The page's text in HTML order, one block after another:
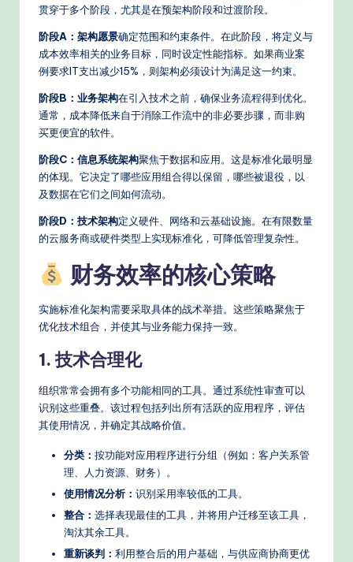
M
o
d
贯穿于多个阶段，尤其是在预架构阶段和过渡阶段。
阶段A：架构愿景确定范围和约束条件。在此阶段，将定义与
成本效率相关的业务目标，同时设定性能指标。如果商业案
例要求IT支出减少15%，则架构必须设计为满足这一约束。
阶段B：业务架构在引入技术之前，确保业务流程得到优化。
通常，成本降低来自于消除工作流中的非必要步骤，而非购
买更便宜的软件。
阶段C：信息系统架构聚焦于数据和应用。这是标准化最明显
的体现。它决定了哪些应用组合得以保留，哪些被退役，以
及数据在它们之间如何流动。
阶段D：技术架构定义硬件、网络和云基础设施。在有限数量
的云服务商或硬件类型上实现标准化，可降低管理复杂性。
财务效率的核心策略
实施标准化架构需要采取具体的战术举措。这些策略聚焦于
优化技术组合，并使其与业务能力保持一致。
1. 技术合理化
组织常常会拥有多个功能相同的工具。通过系统性审查可以
识别这些重叠。该过程包括列出所有活跃的应用程序，评估
其使用情况，并确定其战略价值。
分类： 按功能对应用程序进行分组（例如：客户关系管
理、人力资源、财务）。
使用情况分析： 识别采用率较低的工具。
整合： 选择表现最佳的工具，并将用户迁移至该工具，
淘汰其余工具。
重新谈判： 利用整合后的用户基础，与供应商协商更优